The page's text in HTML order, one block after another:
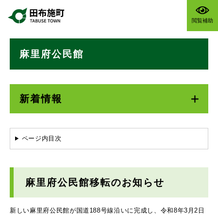
閲覧補助
麻里府公民館
新着情報
ページ内目次
麻里府公民館移転のお知らせ
新しい麻里府公民館が国道188号線沿いに完成し、令和8年3月2日